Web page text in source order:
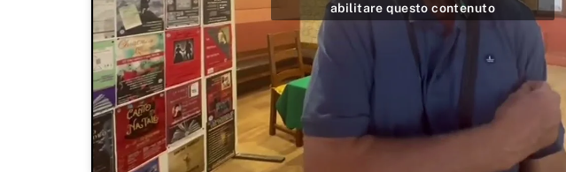
abilitare questo contenuto